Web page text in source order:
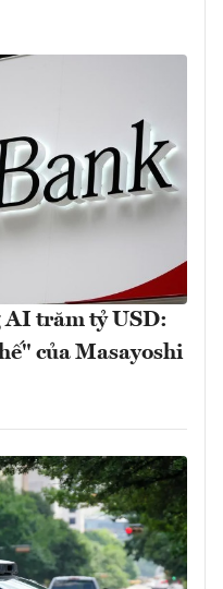
AI trăm tỷ USD:
của Masayoshi